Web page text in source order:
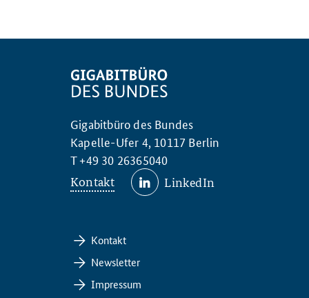
Gigabitbüro des Bundes
Kapelle-Ufer 4, 10117 Berlin
T +49 30 26365040
Kontakt LinkedIn
Kontakt
Newsletter
Impressum